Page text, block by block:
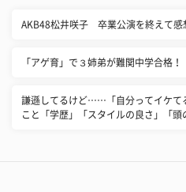
AKB48松井咲子 卒業公演を終えて感
「アゲ育」で３姉弟が難関中学合格
謙遜してるけど……「自分ってイケて
こと「学歴」「スタイルの良さ」「頭